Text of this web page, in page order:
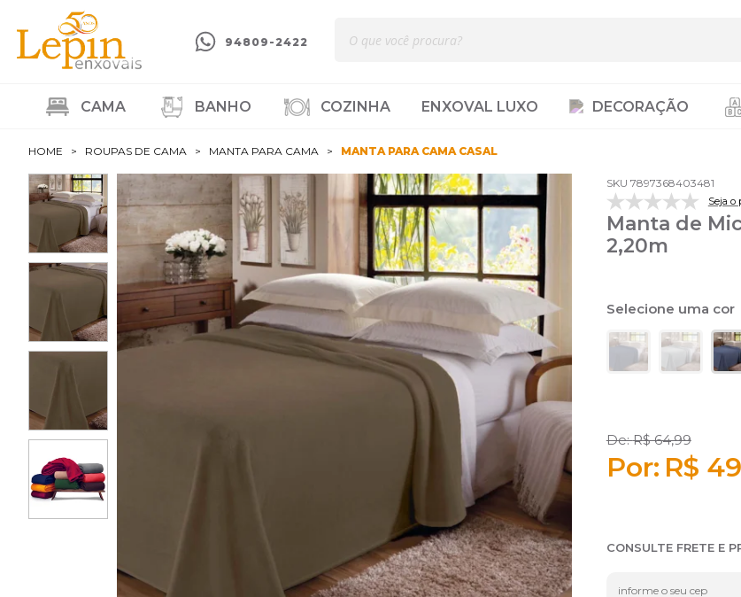
94809-2422
CAMA BANHO COZINHA ENXOVAL LUXO DECORAÇÃO
HOME ROUPAS DE CAMA MANTA PARA CAMA MANTA PARA CAMA CASAL
SKU 7897368403481
Seja o
Manta de
2,20m
R$ 64,99
R$
CONSULTE FRETE E